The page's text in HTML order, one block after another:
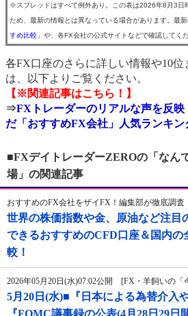
※スプレッドはすべて例外あり。この表は2026年8月3日
ため、最新の情報とは異なっている場合があります。最
すめ比較」 や、各FX会社の公式サイトなどで確認してく
各FX口座のさらに詳しい情報や10
は、以下よりご覧ください。
【※関連記事はこちら！】
⇒FXトレーダーのリアルな声を反
だ「おすすめFX会社」人気ランキン
■FXデイトレーダーZEROの「なん
場」の関連記事
おすすめのFX会社をザイFX！編集部が徹底調査
世界の株価指数や金、原油など注目
できるおすすめのCFD口座＆国内の
較！
2026年05月20日(水)07:02公開 [FX・羊飼いの「
5月20日(水)■『日本による為替介入
『FOMC議事録の公表(4月28日29日